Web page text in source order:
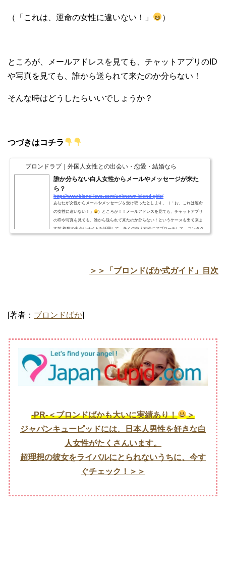
（「これは、運命の女性に違いない！」 ）
ところが、メールアドレスを見ても、チャットアプリのID
や写真を見ても、誰から送られて来たのか分らない！
そんな時はどうしたらいいでしょうか？
つづきはコチラ
ブロンドラブ｜外国人女性との出会い・恋愛・結婚なら
誰か分らない白人女性からメールやメッセージが来た
ら？
http://www.blond-love.com/unknown-blond-girls/
あなたが女性からメールやメッセージを受け取ったとします。（「お、これは運命
の女性に違いない！」
）ところが！！メールアドレスを見ても、チャットアプリ
のIDや写真を見ても、誰から送られて来たのか分らない！というケースも出て来ま
す笑 複数の出会いサイトを活用して、多くの白人女性にアプローチして、コンタク
＞＞「ブロンドばか式ガイド」目次
[著者： ブロンドばか]
-PR-＜ブロンドばかも大いに実績あり！
＞
ジャパンキューピッドには、日本人男性を好きな白
人女性がたくさんいます。
超理想の彼女をライバルにとられないうちに、今す
ぐチェック！＞＞